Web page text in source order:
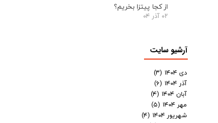
از کجا پیتزا بخریم؟
۰۲ آذر ۰۴
آرشیو سایت
دی ۱۴۰۴
(۳)
آذر ۱۴۰۴
(۶)
آبان ۱۴۰۴
(۴)
مهر ۱۴۰۴
(۵)
شهریور ۱۴۰۴
(۴)